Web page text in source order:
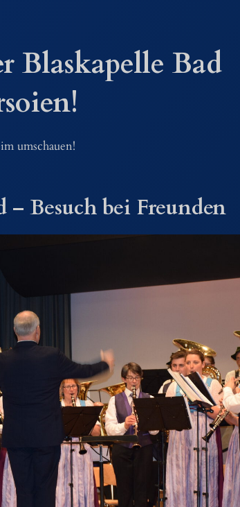
Blaskapelle Bad
umschauen!
Besuch bei Freunden